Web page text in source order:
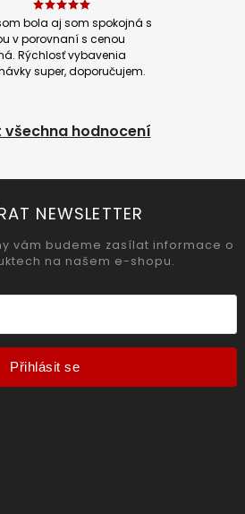
bola aj som spokojná s
v porovnaní s cenou
Rýchlosť vybavenia
super, doporučujem.
všechna hodnocení
NEWSLETTER
vám budeme zasílat informace o
na našem e-shopu.
Přihlásit se